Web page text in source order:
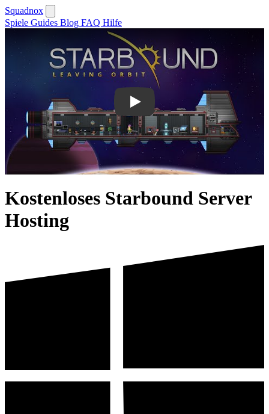
Squadnox
Spiele Guides Blog FAQ Hilfe
Kostenloses Starbound Server
Hosting